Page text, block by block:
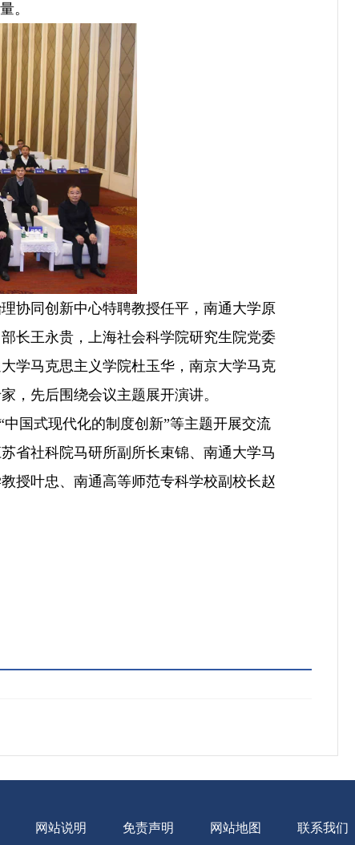
。
协同创新中心特聘教授任平，南通大学原
长王永贵，上海社会科学院研究生院党委
学马克思主义学院杜玉华，南京大学马克
，先后围绕会议主题展开演讲。
国式现代化的制度创新”等主题开展交流
省社科院马研所副所长束锦、南通大学马
授叶忠、南通高等师范专科学校副校长赵
联系我们
网站地图
免责声明
网站说明